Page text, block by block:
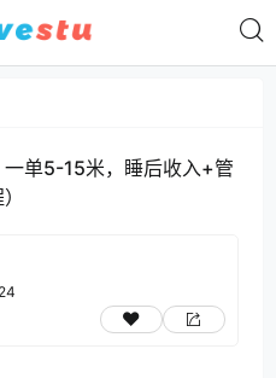
单5-15米，睡后收入+管